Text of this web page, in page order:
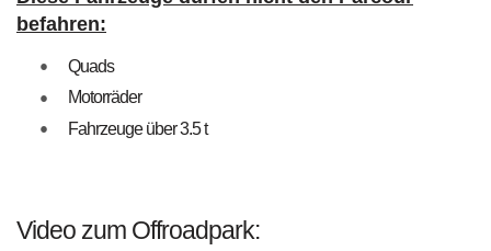
befahren:
Quads
Motorräder
Fahrzeuge über 3.5 t
Video zum Offroadpark: